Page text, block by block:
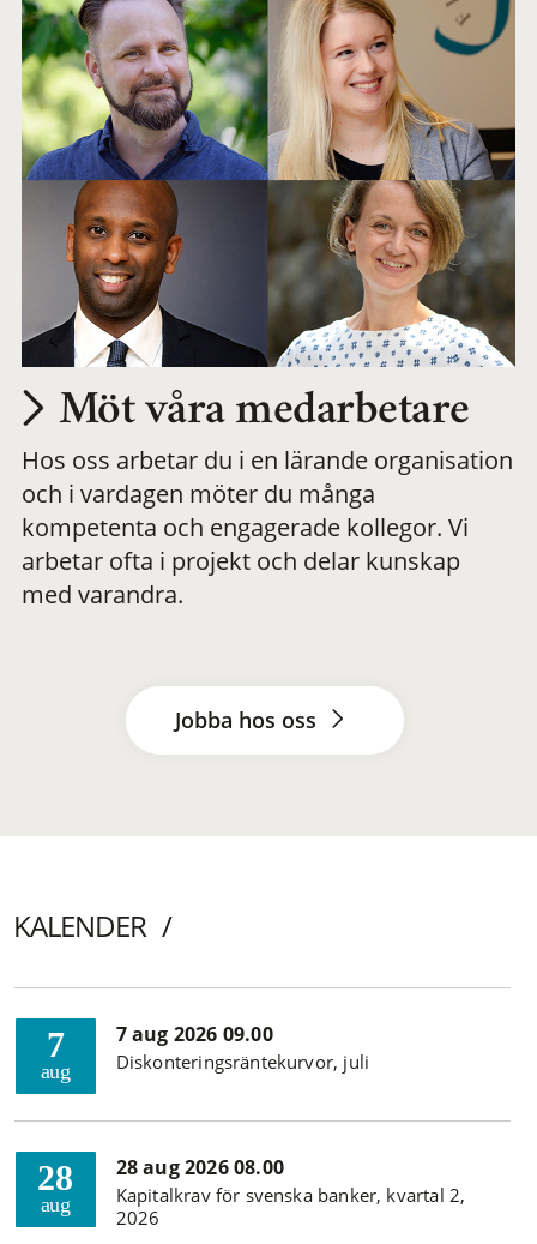
Möt våra medarbetare
Hos oss arbetar du i en lärande organisation
och i vardagen möter du många
kompetenta och engagerade kollegor. Vi
arbetar ofta i projekt och delar kunskap
med varandra.
Jobba hos oss
KALENDER
7
aug
7 aug 2026 09.00
Diskonteringsräntekurvor, juli
28
aug
28 aug 2026 08.00
Kapitalkrav för svenska banker, kvartal 2,
2026